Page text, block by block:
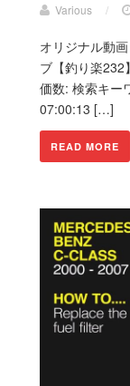
Various /
オリジナル動
ブ【釣り楽
価数: 検索キー
07:00:13 […]
READ MORE